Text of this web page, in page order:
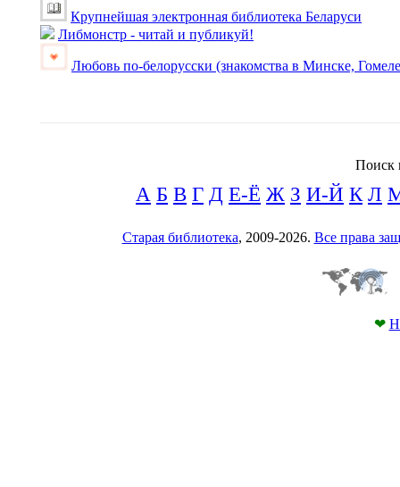
Крупнейшая электронная библиотека Беларуси
Либмонстр - читай и публикуй!
Любовь по-белорусски (знакомства в Минске,
Поиск
А Б В Г Д Е-Ё Ж З И-Й К Л
Старая библиотека, 2009-2026. Все права
❤